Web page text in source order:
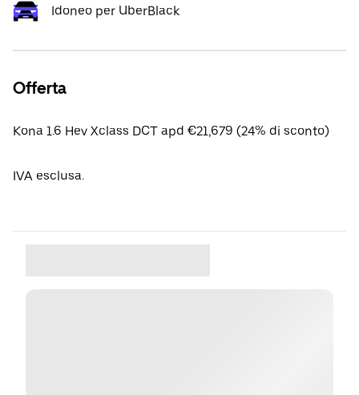
Idoneo per UberBlack
Offerta
Kona 1.6 Hev Xclass DCT apd €21,679 (24% di sconto)
IVA esclusa.